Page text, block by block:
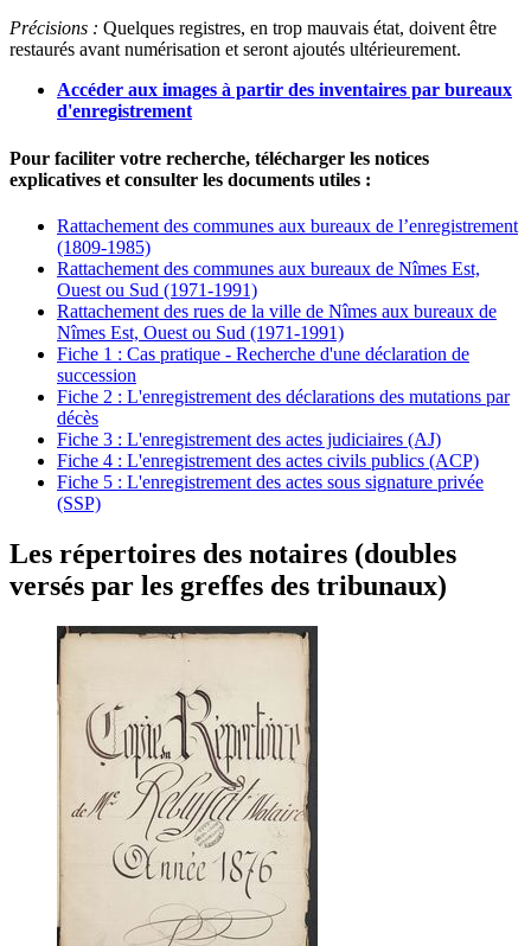
Précisions : Quelques registres, en trop mauvais état, doivent être
restaurés avant numérisation et seront ajoutés ultérieurement.
Accéder aux images à partir des inventaires par bureaux
d'enregistrement
Pour faciliter votre recherche, télécharger les notices
explicatives et consulter les documents utiles :
Rattachement des communes aux bureaux de l’enregistrement
(1809-1985)
Rattachement des communes aux bureaux de Nîmes Est,
Ouest ou Sud (1971-1991)
Rattachement des rues de la ville de Nîmes aux bureaux de
Nîmes Est, Ouest ou Sud (1971-1991)
Fiche 1 : Cas pratique - Recherche d'une déclaration de
succession
Fiche 2 : L'enregistrement des déclarations des mutations par
décès
Fiche 3 : L'enregistrement des actes judiciaires (AJ)
Fiche 4 : L'enregistrement des actes civils publics (ACP)
Fiche 5 : L'enregistrement des actes sous signature privée
(SSP)
Les répertoires des notaires (doubles
versés par les greffes des tribunaux)